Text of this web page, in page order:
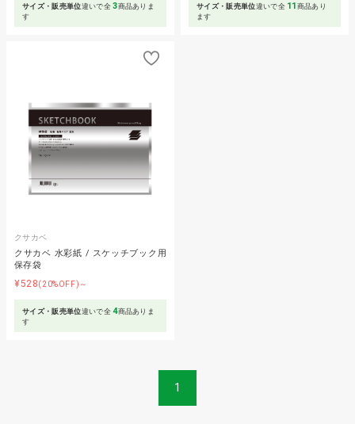
サイズ・販売単位違いで全3商品ありま
す
サイズ・販売単位違いで全 11 商品あり
ます
クサカベ
クサカベ 水彩紙 / スケッチブック用
保存袋
¥528(20%OFF)～
サイズ・販売単位違いで全4商品ありま
す
1